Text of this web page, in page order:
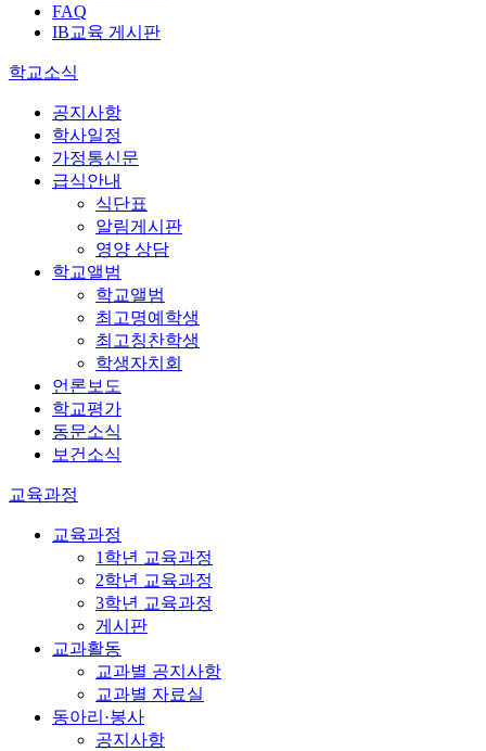
FAQ
IB교육 게시판
학교소식
공지사항
학사일정
가정통신문
급식안내
식단표
알림게시판
영양 상담
학교앨범
학교앨범
최고명예학생
최고칭찬학생
학생자치회
언론보도
학교평가
동문소식
보건소식
교육과정
교육과정
1학년 교육과정
2학년 교육과정
3학년 교육과정
게시판
교과활동
교과별 공지사항
교과별 자료실
동아리·봉사
공지사항